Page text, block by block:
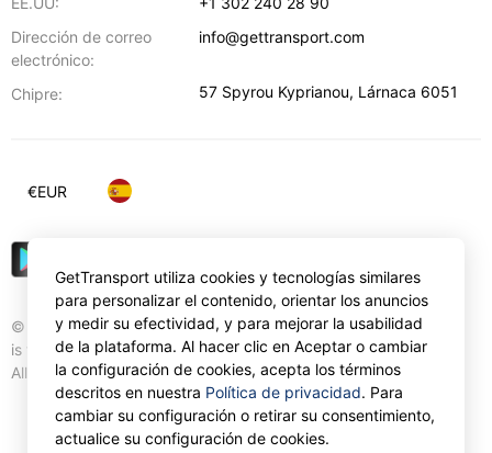
Dirección de correo
electrónico:
info@gettransport.com
Chipre: 57 Spyrou Kyprianou, Lárnaca 6051
© Gettransport International Limited. GetTransport®
is trademark of Gettransport International Limited.
All rights reserved.
€EUR
GetTransport utiliza cookies y tecnologías similares
para personalizar el contenido, orientar los anuncios
y medir su efectividad, y para mejorar la usabilidad
de la plataforma. Al hacer clic en Aceptar o cambiar
la configuración de cookies, acepta los términos
descritos en nuestra Política de privacidad. Para
cambiar su configuración o retirar su consentimiento,
actualice su configuración de cookies.